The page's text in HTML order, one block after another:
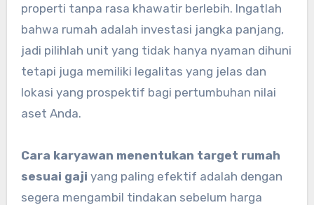
properti tanpa rasa khawatir berlebih. Ingatlah
bahwa rumah adalah investasi jangka panjang,
jadi pilihlah unit yang tidak hanya nyaman dihuni
tetapi juga memiliki legalitas yang jelas dan
lokasi yang prospektif bagi pertumbuhan nilai
aset Anda.
Cara karyawan menentukan target rumah
sesuai gaji yang paling efektif adalah dengan
segera mengambil tindakan sebelum harga